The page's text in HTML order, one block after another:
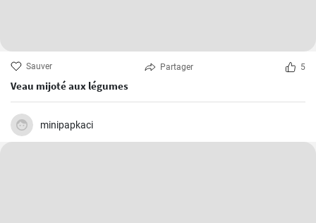
Sauver Partager 5
Veau mijoté aux légumes
minipapkaci